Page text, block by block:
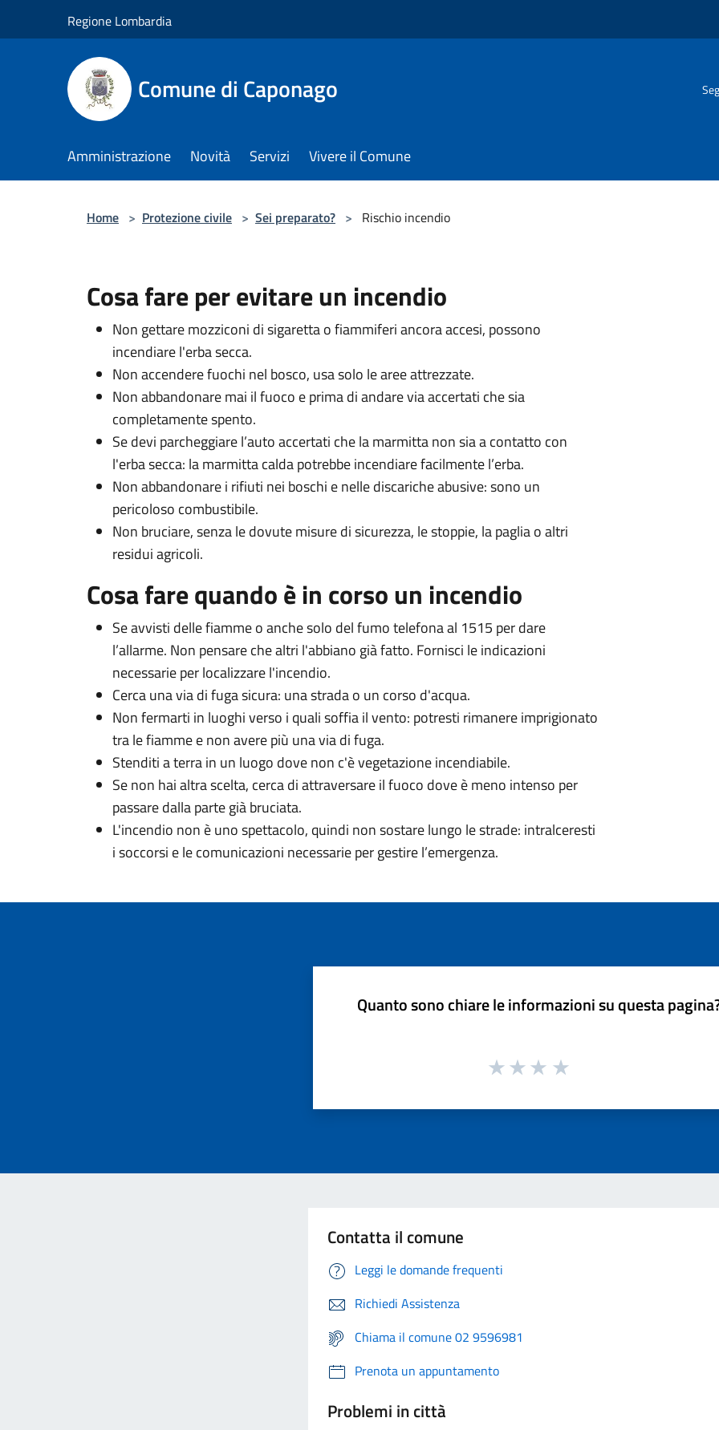
Regione Lombardia
Comune di Caponago
Amministrazione Novità Servizi Vivere il Comune
Home > Protezione civile > Sei preparato? > Rischio incendio
Cosa fare per evitare un incendio
Non gettare mozziconi di sigaretta o fiammiferi ancora accesi, possono
incendiare l'erba secca.
Non accendere fuochi nel bosco, usa solo le aree attrezzate.
Non abbandonare mai il fuoco e prima di andare via accertati che sia
completamente spento.
Se devi parcheggiare l’auto accertati che la marmitta non sia a contatto con
l'erba secca: la marmitta calda potrebbe incendiare facilmente l’erba.
Non abbandonare i rifiuti nei boschi e nelle discariche abusive: sono un
pericoloso combustibile.
Non bruciare, senza le dovute misure di sicurezza, le stoppie, la paglia o altri
residui agricoli.
Cosa fare quando è in corso un incendio
Se avvisti delle fiamme o anche solo del fumo telefona al 1515 per dare
l’allarme. Non pensare che altri l'abbiano già fatto. Fornisci le indicazioni
necessarie per localizzare l'incendio.
Cerca una via di fuga sicura: una strada o un corso d'acqua.
Non fermarti in luoghi verso i quali soffia il vento: potresti rimanere imprigionato
tra le fiamme e non avere più una via di fuga.
Stenditi a terra in un luogo dove non c'è vegetazione incendiabile.
Se non hai altra scelta, cerca di attraversare il fuoco dove è meno intenso per
passare dalla parte già bruciata.
L'incendio non è uno spettacolo, quindi non sostare lungo le strade: intralceresti
i soccorsi e le comunicazioni necessarie per gestire l’emergenza.
Quanto sono chiare le informazioni su questa
Contatta il comune
Leggi le domande frequenti
Richiedi Assistenza
Chiama il comune 02 9596981
Prenota un appuntamento
Problemi in città